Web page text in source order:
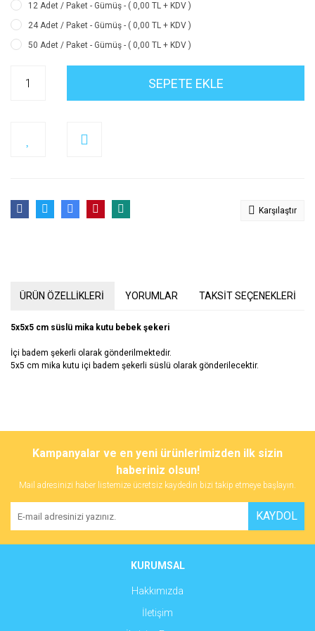
12 Adet / Paket - Gümüş - ( 0,00 TL + KDV )
24 Adet / Paket - Gümüş - ( 0,00 TL + KDV )
50 Adet / Paket - Gümüş - ( 0,00 TL + KDV )
SEPETE EKLE
Karşılaştır
ÜRÜN ÖZELLİKLERİ YORUMLAR TAKSİT SEÇENEKLERİ
5x5x5 cm süslü mika kutu bebek şekeri
İçi badem şekerli olarak gönderilmektedir.
5x5 cm mika kutu içi badem şekerli süslü olarak gönderilecektir.
Bu ürüne ilk yorumu siz yapın!
Yorum Yaz
tarafımıza iletebilirsiniz.
Görüş ve önerileriniz için teşekkür ederiz.
Ürün resmi kalitesiz, bozuk veya görüntülenemiyor.
Ürün açıklamasında eksik bilgiler bulunuyor.
Ürün fiyatı diğer sitelerden daha pahalı.
Kampanyalar ve en yeni ürünlerimizden ilk sizin
haberiniz olsun!
Mail adresinizi haber listemize ücretsiz kaydedin bizi takip etmeye başlayın.
KAYDOL
KURUMSAL
Hakkımızda
İletişim